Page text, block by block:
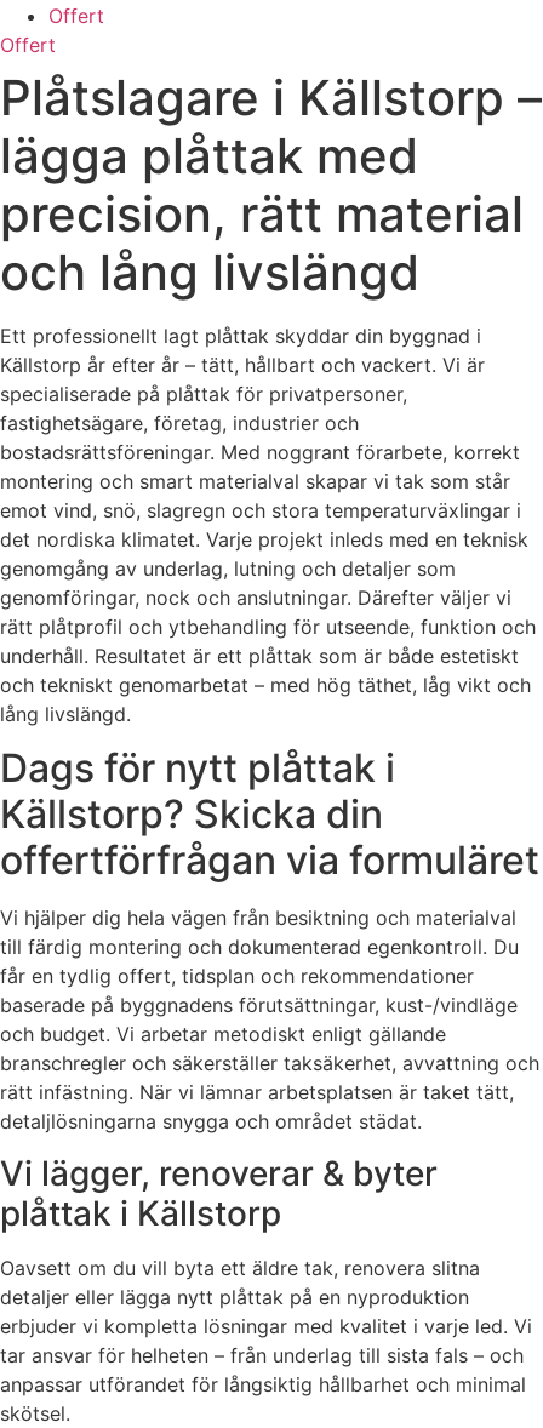
Offert
Offert
Plåtslagare i Källstorp –
lägga plåttak med
precision, rätt material
och lång livslängd
Ett professionellt lagt plåttak skyddar din byggnad i
Källstorp år efter år – tätt, hållbart och vackert. Vi är
specialiserade på plåttak för privatpersoner,
fastighetsägare, företag, industrier och
bostadsrättsföreningar. Med noggrant förarbete, korrekt
montering och smart materialval skapar vi tak som står
emot vind, snö, slagregn och stora temperaturväxlingar i
det nordiska klimatet. Varje projekt inleds med en teknisk
genomgång av underlag, lutning och detaljer som
genomföringar, nock och anslutningar. Därefter väljer vi
rätt plåtprofil och ytbehandling för utseende, funktion och
underhåll. Resultatet är ett plåttak som är både estetiskt
och tekniskt genomarbetat – med hög täthet, låg vikt och
lång livslängd.
Dags för nytt plåttak i
Källstorp? Skicka din
offertförfrågan via formuläret
Vi hjälper dig hela vägen från besiktning och materialval
till färdig montering och dokumenterad egenkontroll. Du
får en tydlig offert, tidsplan och rekommendationer
baserade på byggnadens förutsättningar, kust-/vindläge
och budget. Vi arbetar metodiskt enligt gällande
branschregler och säkerställer taksäkerhet, avvattning och
rätt infästning. När vi lämnar arbetsplatsen är taket tätt,
detaljlösningarna snygga och området städat.
Vi lägger, renoverar & byter
plåttak i Källstorp
Oavsett om du vill byta ett äldre tak, renovera slitna
detaljer eller lägga nytt plåttak på en nyproduktion
erbjuder vi kompletta lösningar med kvalitet i varje led. Vi
tar ansvar för helheten – från underlag till sista fals – och
anpassar utförandet för långsiktig hållbarhet och minimal
skötsel.